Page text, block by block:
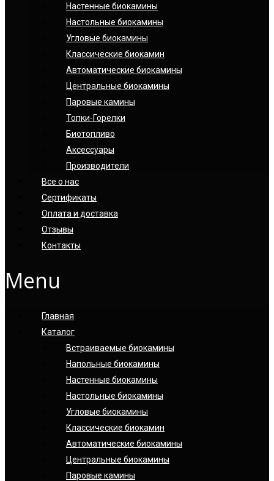
Настенные биокамины
Настoльные биокамины
Угловые биокамины
Классические биокамин
Автоматические биокамины
Центральные биокамины
Паровые камины
Топки-Горелки
Биотопливо
Аксессуары
Производители
Все о нас
Сертификаты
Оплата и доставка
Отзывы
Контакты
Menu
Главная
Каталог
Встраиваемые биокамины
Напольные биокамины
Настенные биокамины
Настoльные биокамины
Угловые биокамины
Классические биокамин
Автоматические биокамины
Центральные биокамины
Паровые камины